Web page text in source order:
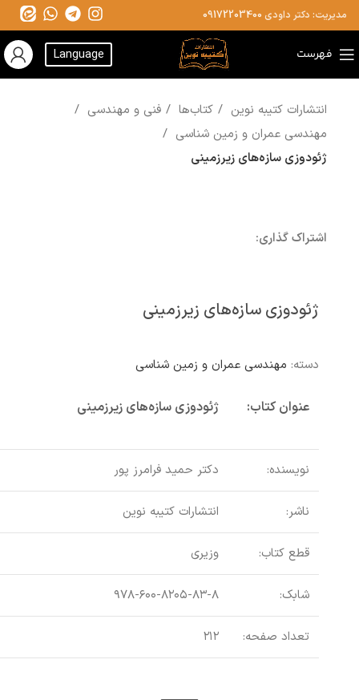
مدیریت: دکتر داودی 09172203400
فهرست Language
انتشارات کتیبه نوین کتاب‌ها
فنی و مهندسی
مهندسی عمران و زمین شناسی
ژئودوزی سازه‌های زیرزمینی
اشتراک گذاری:
ژئودوزی سازه‌های زیرزمینی
دسته: مهندسی عمران و زمین شناسی
عنوان کتاب: ژئودوزی سازه‌های زیرزمینی
نویسنده: دکتر حمید فرامرز پور
ناشر: انتشارات کتیبه نوین
قطع کتاب: وزیری
شابک: ۹۷۸-۶۰۰-۸۲۰۵-۸۳-۸
تعداد صفحه: ۲۱۲